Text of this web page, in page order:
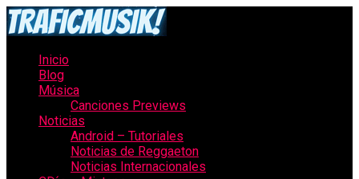
Inicio
Blog
Música
Canciones Previews
Noticias
Android – Tutoriales
Noticias de Reggaeton
Noticias Internacionales